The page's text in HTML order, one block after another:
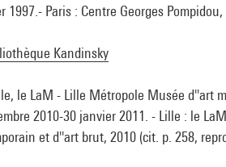
Paris : Centre Georges Pompidou,
Kandinsky
le LaM - Lille Métropole Musée d''art
2010-30 janvier 2011. - Lille : le
et d''art brut, 2010 (cit. p. 258,